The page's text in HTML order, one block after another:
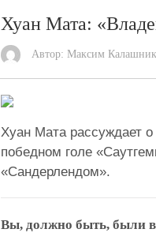
Хуан Мата:
Автор: Максим
Хуан Мата рассуждает
победном голе
«Сандерлендом».
Вы, должно быть, были в